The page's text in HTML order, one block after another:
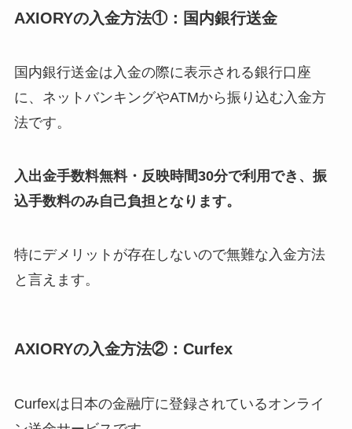
AXIORYの入金方法①：国内銀行送金
国内銀行送金は入金の際に表示される銀行口座
に、ネットバンキングやATMから振り込む入金方
法です。
入出金手数料無料・反映時間30分で利用でき、振
込手数料のみ自己負担となります。
特にデメリットが存在しないので無難な入金方法
と言えます。
AXIORYの入金方法②：Curfex
Curfexは日本の金融庁に登録されているオンライ